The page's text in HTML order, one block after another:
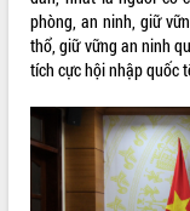
Định vị cà phê Việt Nam
sản sống” trong dòng chảy
Xây dựng nông thôn mới:
sống người dân từ những
thực
Quyết liệt tháo gỡ vướng
nhanh tiến độ các dự án
trong Khu kinh tế Nam Phú
phòng, an ninh, giữ
thổ, giữ vững an ninh
tích cực hội nhập quốc